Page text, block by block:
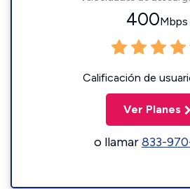
400Mbps
Calificación de
Ver Planes
o llamar833-